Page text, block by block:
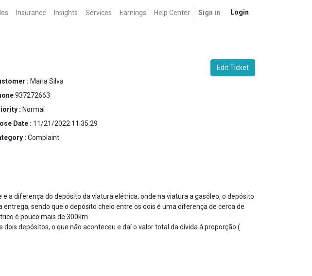
Insurance Insights Services Earnings Help Center Sign in Login
Edit Ticket
: Maria Silva
937272663
: Normal
Date : 11/21/2022 11:35:29
: Complaint
a diferença do depósito da viatura elétrica, onde na viatura a gasóleo, o depósito
sendo que o depósito cheio entre os dois é uma diferença de cerca de
é pouco mais de 300km
depósitos, o que não aconteceu e daí o valor total da dívida á proporção (